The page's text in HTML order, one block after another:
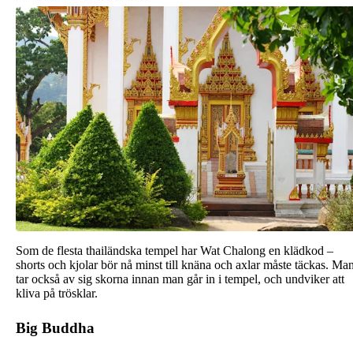
Som de flesta thailändska tempel har Wat Chalong en klädkod –
shorts och kjolar bör nå minst till knäna och axlar måste täckas.
tar också av sig skorna innan man går in i tempel, och undviker att
kliva på trösklar.
Big Buddha